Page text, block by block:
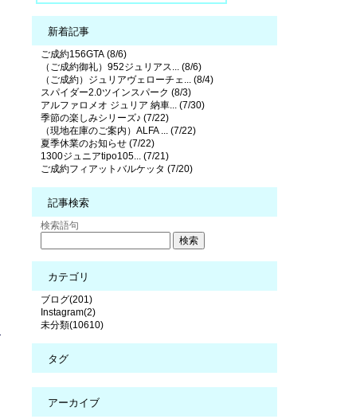
新着記事
ご成約156GTA (8/6)
（ご成約御礼）952ジュリアス... (8/6)
（ご成約）ジュリアヴェローチェ... (8/4)
スパイダー2.0ツインスパーク (8/3)
アルファロメオ ジュリア 納車... (7/30)
季節の楽しみシリーズ♪ (7/22)
（現地在庫のご案内）ALFA ... (7/22)
夏季休業のお知らせ (7/22)
1300ジュニアtipo105... (7/21)
ご成約フィアットバルケッタ (7/20)
記事検索
検索語句
カテゴリ
ブログ(201)
Instagram(2)
未分類(10610)
タグ
アーカイブ